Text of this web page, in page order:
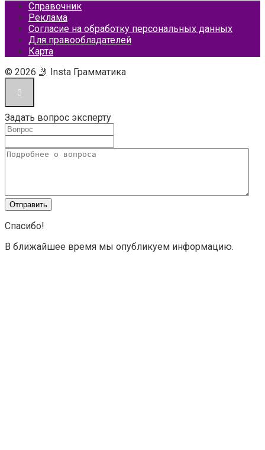
Справочник
Реклама
Согласие на обработку персональных данных
Для правообладателей
Карта
© 2026 🤳 Insta Грамматика
Задать вопрос эксперту
Спасибо!
В ближайшее время мы опубликуем информацию.